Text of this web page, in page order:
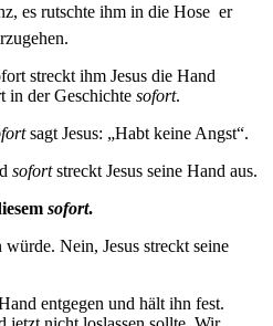
es rutschte ihm in die Hose  er
streckt ihm Jesus die Hand
in der Geschichte sofort.
sagt Jesus: „Habt keine Angst“.
sofortstreckt Jesus seine Hand aus.
sofort.
Nein, Jesus streckt seine
entgegen und hält ihn fest.